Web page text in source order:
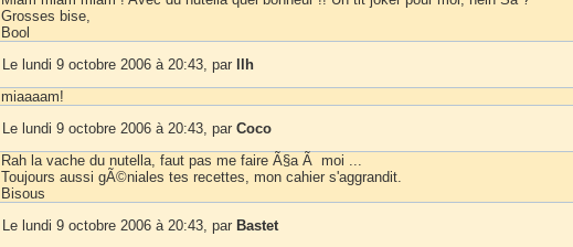
Grosses bise,
Bool
Le lundi 9 octobre 2006 à 20:43, par
llh
miaaaam!
Le lundi 9 octobre 2006 à 20:43, par Coco
Rah la vache du nutella, faut pas me faire Ã§a Ã moi ...
Toujours aussi gÃ©niales tes recettes, mon cahier s'aggrandit.
Bisous
Le lundi 9 octobre 2006 à 20:43, par Bastet